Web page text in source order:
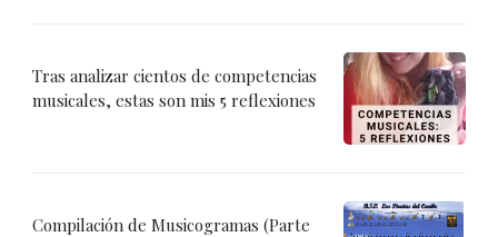
Tras analizar cientos de competencias
musicales, estas son mis 5 reflexiones
Compilación de Musicogramas (Parte